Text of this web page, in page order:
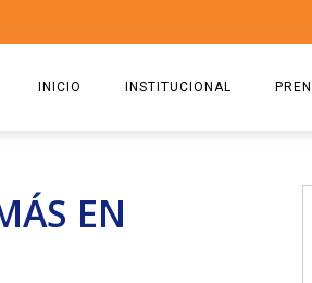
INICIO INSTITUCIONAL
EN